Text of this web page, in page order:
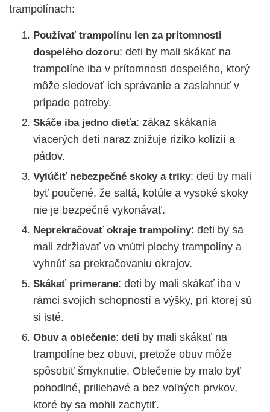
trampolínach:
Používať trampolínu len za prítomnosti
dospelého dozoru: deti by mali skákať na
trampolíne iba v prítomnosti dospelého, ktorý
môže sledovať ich správanie a zasiahnuť v
prípade potreby.
Skáče iba jedno dieťa: zákaz skákania
viacerých detí naraz znižuje riziko kolízií a
pádov.
Vylúčiť nebezpečné skoky a triky: deti by mali
byť poučené, že saltá, kotúle a vysoké skoky
nie je bezpečné vykonávať.
Neprekračovať okraje trampolíny: deti by sa
mali zdržiavať vo vnútri plochy trampolíny a
vyhnúť sa prekračovaniu okrajov.
Skákať primerane: deti by mali skákať iba v
rámci svojich schopností a výšky, pri ktorej sú
si isté.
Obuv a oblečenie: deti by mali skákať na
trampolíne bez obuvi, pretože obuv môže
spôsobiť šmyknutie. Oblečenie by malo byť
pohodlné, priliehavé a bez voľných prvkov,
ktoré by sa mohli zachytiť.